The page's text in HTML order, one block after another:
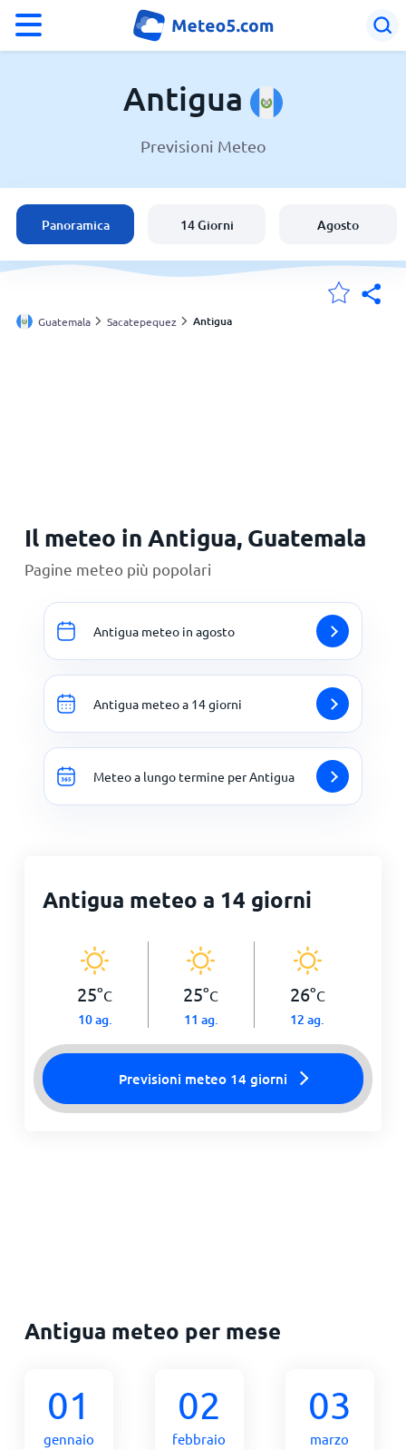
Guatemala
Italia
Svizzera
Antigua
Previsioni Meteo
Panoramica 14 Giorni Agosto
Guatemala Sacatepequez Antigua
Il meteo in Antigua, Guatemala
Pagine meteo più popolari
Antigua meteo in agosto
Antigua meteo a 14 giorni
Meteo a lungo termine per Antigua
Antigua meteo a 14 giorni
25°C
10 ag.
25°C
11 ag.
26°C
12 ag.
Previsioni meteo 14 giorni
Antigua meteo per mese
01
gennaio
02
febbraio
03
marzo